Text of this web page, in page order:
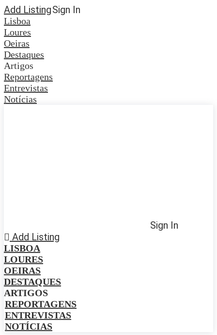
Add ListingSign In
Lisboa
Loures
Oeiras
Destaques
Artigos
Reportagens
Entrevistas
Notícias
Sign In
Add Listing
LISBOA
LOURES
OEIRAS
DESTAQUES
ARTIGOS
REPORTAGENS
ENTREVISTAS
NOTÍCIAS